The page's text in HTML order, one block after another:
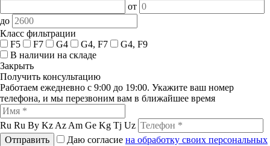
от
до
Класс фильтрации
F5
F7 G4 G4, F7
G4, F9
В наличии на складе
Закрыть
Получить консультацию
Работаем ежедневно с 9:00 до 19:00. Укажите ваш номер
телефона, и мы перезвоним вам в ближайшее время
Ru Ru By Kz Az Am Ge Kg Tj Uz
Отправить
Даю согласие на обработку своих персональных